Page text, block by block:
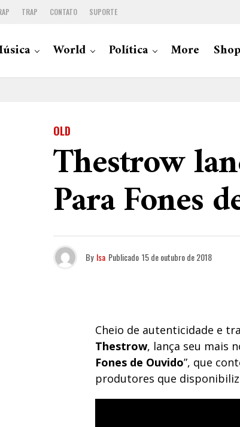
TRAP CONTATO SUPORTE
World Política More Shop
OLD
Thestrow
Para Fones
By Isa Publicado 15 de outubro de 2018
Cheio de autenticidade e
Thestrow, lança seu mais
Fones de Ouvido”, que
produtores que